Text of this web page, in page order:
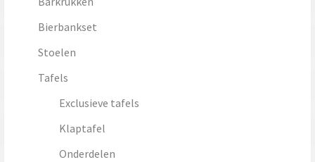
Bierbankset
Stoelen
Tafels
Exclusieve tafels
Klaptafel
Onderdelen